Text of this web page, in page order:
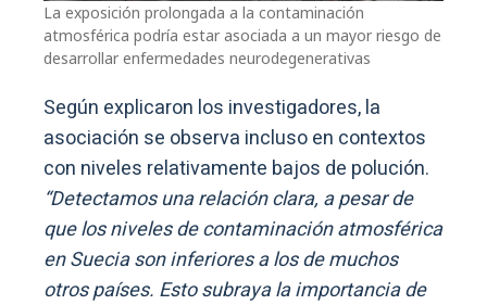
La exposición prolongada a la contaminación
atmosférica podría estar asociada a un mayor riesgo de
desarrollar enfermedades neurodegenerativas
Según explicaron los investigadores, la
asociación se observa incluso en contextos
con niveles relativamente bajos de polución.
“Detectamos una relación clara, a pesar de
que los niveles de contaminación atmosférica
en Suecia son inferiores a los de muchos
otros países. Esto subraya la importancia de